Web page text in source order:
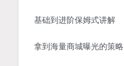
基础到进阶保姆式讲解
拿到海量商城曝光的策略